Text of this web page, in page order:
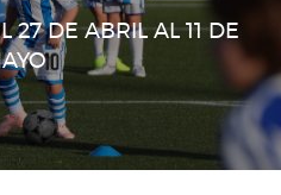
27 DE ABRIL AL 11 DE